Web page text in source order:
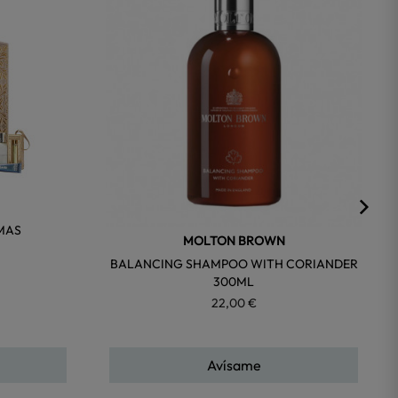
MOLTON BROWN
BALANCING SHAMPOO WITH CORIANDER
300ML
22,00 €
Avísame